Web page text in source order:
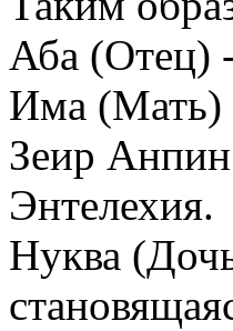
Аба (Отец)
Има (Мать)
Зеир Анпин
Энтелехия.
Нуква